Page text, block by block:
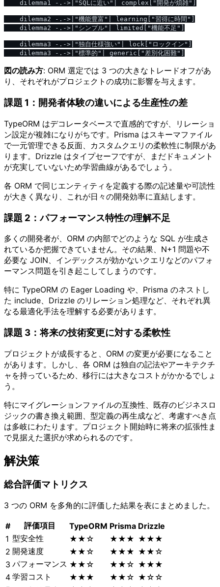
    dilemma1 -.->|"SQLに近い"| complex["開発が煩雑"]
    dilemma2 -.->|"機能豊富"| learning["習得に時間"]
    dilemma2 -.->|"シンプル"| limited["機能不足"]
    dilemma3 -.->|"独自仕様強い"| lock["ロックイン"]
図の読み方: ORM 選定では 3 つの大きなトレードオフがあ
り、それぞれがプロジェクトの成功に影響を与えます。
課題 1：開発者体験の違いによる生産性の差
TypeORM はデコレータベースで直感的ですが、リレーショ
ン設定が複雑になりがちです。Prisma はスキーマファイル
で一元管理できる反面、カスタムクエリの柔軟性に制限があ
ります。Drizzle はタイプセーフですが、まだドキュメント
が充実していないため学習曲線があるでしょう。
各 ORM で同じエンティティを定義する際の記述量や可読性
が大きく異なり、これが日々の開発効率に直結します。
課題 2：パフォーマンス特性の理解不足
多くの開発者が、ORM の内部でどのような SQL が生成さ
れているか把握できていません。その結果、N+1 問題や不
必要な JOIN、インデックスが効かないクエリなどのパフォ
ーマンス問題を引き起こしてしまうのです。
特に TypeORM の Eager Loading や、Prisma のネストし
た include、Drizzle のリレーション処理など、それぞれ異
なる最適化手法を理解する必要があります。
課題 3：将来の技術変更に対する柔軟性
プロジェクトが成長すると、ORM の変更が必要になること
があります。しかし、各 ORM は独自の記法やアーキテクチ
ャを持っているため、移行には大きなコストがかかるでしょ
う。
特にマイグレーションファイルの互換性、既存のビジネスロ
ジックの書き換え範囲、型定義の再生成など、考慮すべき点
は多岐にわたります。プロジェクト開始時に将来の拡張性ま
で見据えた選択が求められるのです。
解決策
総合評価マトリクス
3 つの ORM を多角的に評価した結果を表にまとめました。
# 評価項目 TypeORM Prisma Drizzle
1 型安全性 ★★☆ ★★★ ★★★
2 開発速度 ★★☆ ★★★ ★★☆
3 パフォーマンス ★★☆ ★★☆ ★★★
4 学習コスト ★★★ ★★☆ ★☆☆